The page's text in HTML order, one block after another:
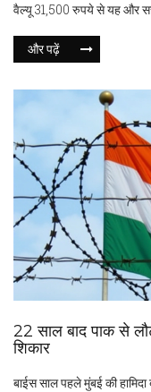
वैल्यू 31,500 रुपये से यह और
मिनट में डिलीवरी की सुविधा भी
किफायती दरों पर प्राप्त करने
और पढ़ें
22 साल बाद पाक से
शिकार
बाईस साल पहले मुंबई की